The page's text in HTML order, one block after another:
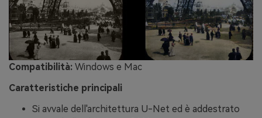
Compatibilità: Windows e Mac
Caratteristiche principali
Si avvale dell'architettura U-Net ed è addestrato